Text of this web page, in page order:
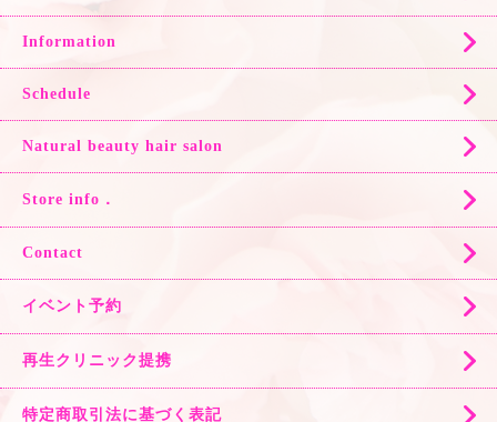
Information
Schedule
Natural beauty hair salon
Store info．
Contact
イベント予約
再生クリニック提携
特定商取引法に基づく表記